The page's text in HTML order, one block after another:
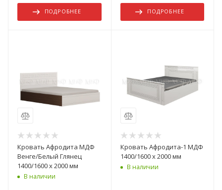
ПОДРОБНЕЕ ПОДРОБНЕЕ
Кровать Афродита МДФ
Венге/Белый Глянец
1400/1600 x 2000 мм
В наличии
Кровать Афродита-1 МДФ
1400/1600 x 2000 мм
В наличии